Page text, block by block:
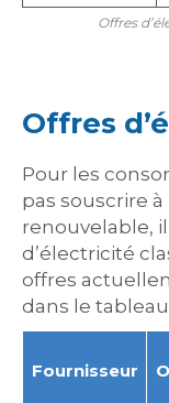
Offres
Offres
Pour les
pas souscrire
renouvelable,
d’électricité
offres
dans le
Fournisseur